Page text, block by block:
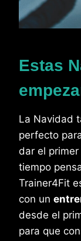
Estas
La Navidad
perfecto
dar el
tiempo
Trainer4Fit
con un
desde el
para que